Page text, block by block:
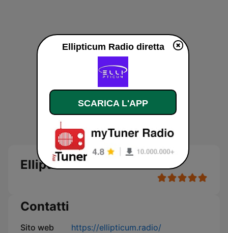
Ellipticum Radio diretta
Contatti
Sito web
https://ellipticum.radio/
Ellipticum Radio diretta
SCARICA L'APP